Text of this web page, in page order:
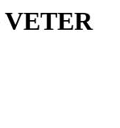
VETER